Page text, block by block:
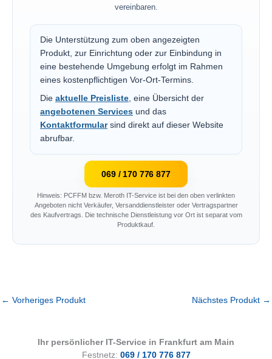
vereinbaren.
Die Unterstützung zum oben angezeigten
Produkt, zur Einrichtung oder zur Einbindung in
eine bestehende Umgebung erfolgt im Rahmen
eines kostenpflichtigen Vor-Ort-Termins.
Die aktuelle Preisliste, eine Übersicht der
angebotenen Services und das
Kontaktformularsind direkt auf dieser Website
abrufbar.
069 / 170 776 877
Hinweis: PCFFM bzw. Meroth IT-Service ist bei den oben verlinkten
Angeboten nicht Verkäufer, Versanddienstleister oder Vertragspartner
des Kaufvertrags. Die technische Dienstleistung vor Ort ist separat vom
Produktkauf.
← Vorheriges Produkt Nächstes Produkt →
Ihr persönlicher IT-Service in Frankfurt am Main
Festnetz: 069 / 170 776 877